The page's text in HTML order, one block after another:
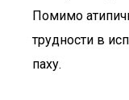
Помимо
трудности в
паху.